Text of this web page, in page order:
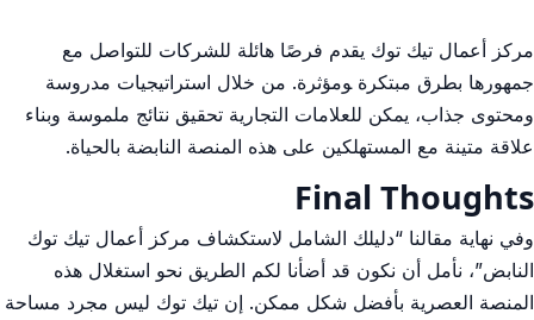
مركز ​أعمال تيك توك يقدم ⁤فرصًا هائلة للشركات للتواصل مع⁣
جمهورها بطرق مبتكرة ‍ومؤثرة. من خلال استراتيجيات مدروسة
ومحتوى جذاب، يمكن للعلامات التجارية تحقيق نتائج ملموسة وبناء
علاقة متينة مع المستهلكين على هذه المنصة النابضة بالحياة.
Final Thoughts
وفي نهاية مقالنا⁤ “دليلك الشامل لاستكشاف مركز أعمال تيك توك
النابض”، نأمل أن نكون قد أضأنا لكم الطريق نحو استغلال ⁢هذه
المنصة العصرية بأفضل شكل⁤ ممكن.​ إن تيك توك ليس مجرد مساحة